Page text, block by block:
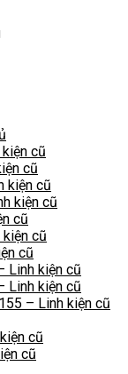
cũ
cũ
kiện cũ
kiện cũ
cũ
cũ
cũ
Linh kiện cũ
Linh kiện cũ
– Linh kiện cũ
cũ
cũ